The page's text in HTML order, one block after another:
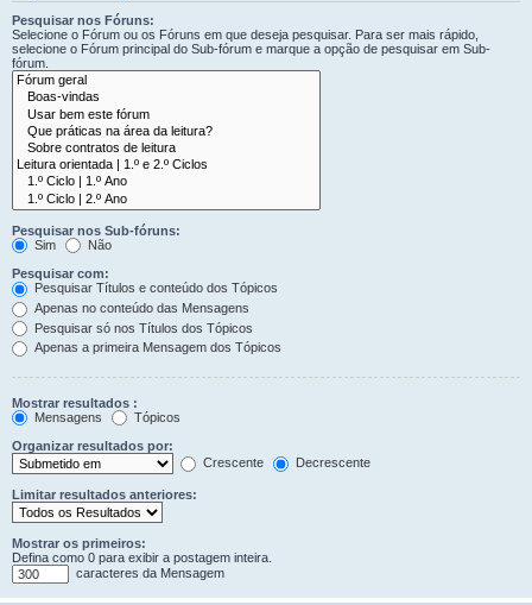
Pesquisar nos Fóruns:
Selecione o Fórum ou os Fóruns em que deseja pesquisar. Para ser mais rápido,
selecione o Fórum principal do Sub-fórum e marque a opção de pesquisar em Sub-
fórum.
Pesquisar nos Sub-fóruns:
Sim
Não
Pesquisar com:
Pesquisar Títulos e conteúdo dos Tópicos
Apenas no conteúdo das Mensagens
Pesquisar só nos Títulos dos Tópicos
Apenas a primeira Mensagem dos Tópicos
Mostrar resultados :
Mensagens
Tópicos
Organizar resultados por:
Crescente
Decrescente
Limitar resultados anteriores:
Mostrar os primeiros:
Defina como 0 para exibir a postagem inteira.
caracteres da Mensagem